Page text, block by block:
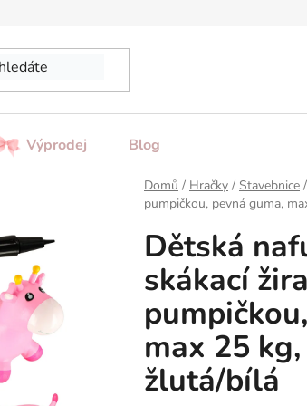
Formulář
Výprodej Blog
Domů / Hračky / Stavebnice /
pumpičkou, pevná guma,
Dětská
skákací
max 25
žlutá/bílá